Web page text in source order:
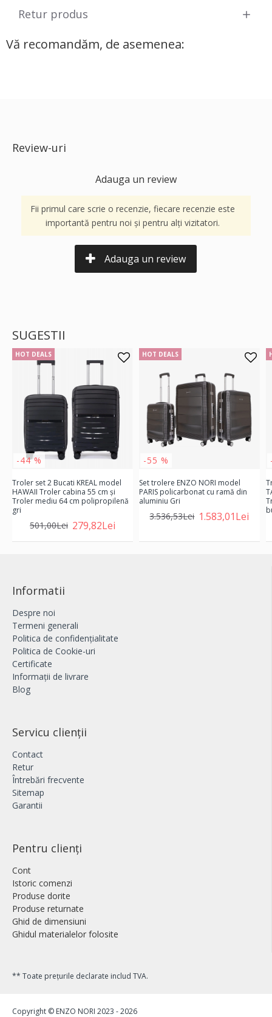
Retur produs
Vă recomandăm, de asemenea:
Review-uri
Adauga un review
Fii primul care scrie o recenzie, fiecare recenzie este
importantă pentru noi și pentru alți vizitatori.
Adauga un review
SUGESTII
HOT DEALS
-44 %
Troler set 2 Bucati KREAL model
HAWAII Troler cabina 55 cm şi
Troler mediu 64 cm polipropilenă
gri
279,82Lei
501,00Lei
HOT DEALS
-55 %
Set trolere ENZO NORI model
PARIS policarbonat cu ramă din
aluminiu Gri
1.583,01Lei
3.536,53Lei
Informatii
Despre noi
Termeni generali
Politica de confidențialitate
Politica de Cookie-uri
Certificate
Informații de livrare
Blog
Servicu clienții
Contact
Retur
Întrebări frecvente
Sitemap
Garantii
Pentru clienți
Cont
Istoric comenzi
Produse dorite
Produse returnate
Ghid de dimensiuni
Ghidul materialelor folosite
** Toate prețurile declarate includ TVA.
Copyright © ENZO NORI 2023 - 2026